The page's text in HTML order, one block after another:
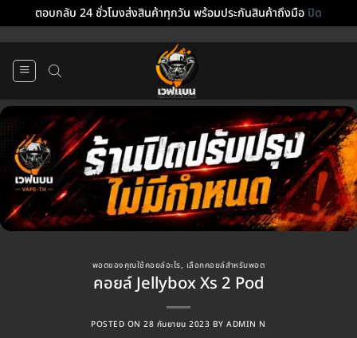
ตอบกลับ 24 ชั่วโมงส่งสินค้าทุกวัน พร้อมประกันสินค้าถึงมือปิด
พอตของคุณใช้คอยล์อะไร, เลือกคอยล์สำหรับพอต
คอยล์ Jellybox Xs 2 Pod
POSTED ON28 กันยายน 2023 BYADMIN N